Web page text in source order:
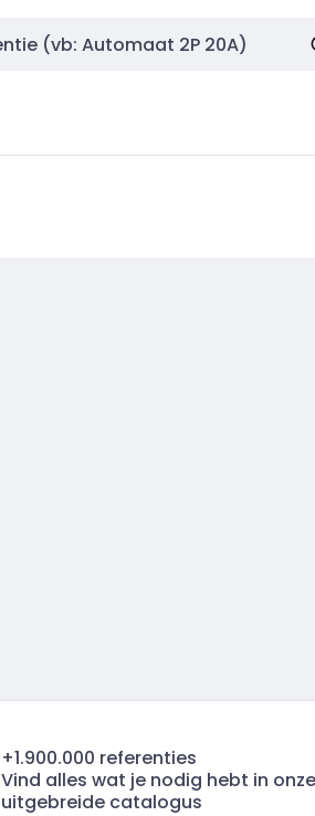
+1.900.000 referenties
Vind alles wat je nodig hebt in onze
uitgebreide catalogus